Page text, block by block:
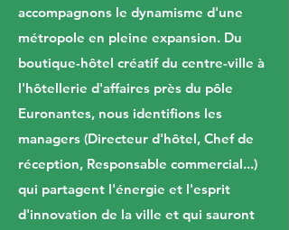
accompagnons le dynamisme d'une
métropole en pleine expansion. Du
boutique-hôtel créatif du centre-ville à
l'hôtellerie d'affaires près du pôle
Euronantes, nous identifions les
managers (Directeur d'hôtel, Chef de
réception, Responsable commercial...)
qui partagent l'énergie et l'esprit
d'innovation de la ville et qui sauront